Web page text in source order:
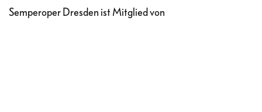
Semperoper Dresden ist Mitglied von